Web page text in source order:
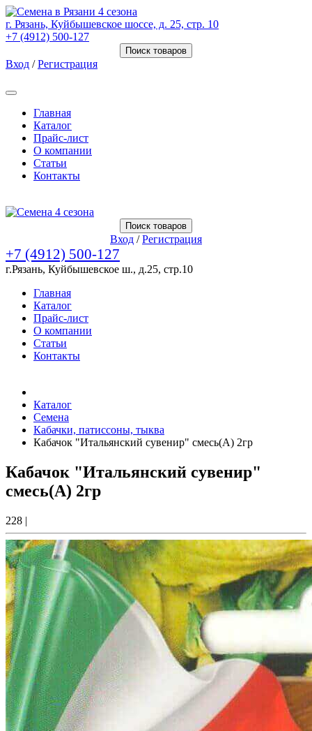
г. Рязань, Куйбышевское шоссе, д. 25, стр. 10
+7 (4912) 500-127
Поиск товаров
Вход /Регистрация
Главная
Каталог
Прайс-лист
О компании
Статьи
Контакты
Поиск товаров
Вход /Регистрация
+7 (4912) 500-127
г.Рязань, Куйбышевское ш., д.25, стр.10
Главная
Каталог
Прайс-лист
О компании
Статьи
Контакты
Каталог
Семена
Кабачки, патиссоны, тыква
Кабачок "Итальянский сувенир" смесь(А) 2гр
Кабачок "Итальянский сувенир"
смесь(А) 2гр
228 |